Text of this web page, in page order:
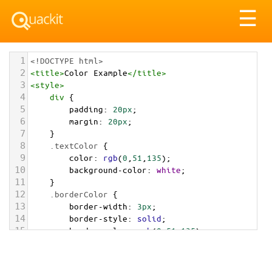
☰
1 <!DOCTYPE html>
2 <title>Color Example</title>
3 <style>
4 div {
5 padding: 20px;
6 margin: 20px;
7 }
8 .textColor {
9 color: rgb(0 51 135);
10 background-color: white;
11 }
12 .borderColor {
13 border-width: 3px;
14 border-style: solid;
15 border-color: rgb(0,51,135);